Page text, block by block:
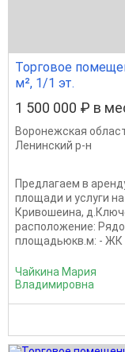
Торговое
м², 1/1 эт.
1 500 000 ₽ в
Воронежская
Ленинский р-н
Предлагаем в
площади и услуги
Кривошеина,
расположение:
площадьюкв.м: - ЖК
Чайкина Мария
Владимировна